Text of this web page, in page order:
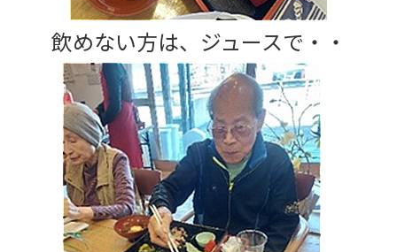
飲めない方は、ジュースで・・